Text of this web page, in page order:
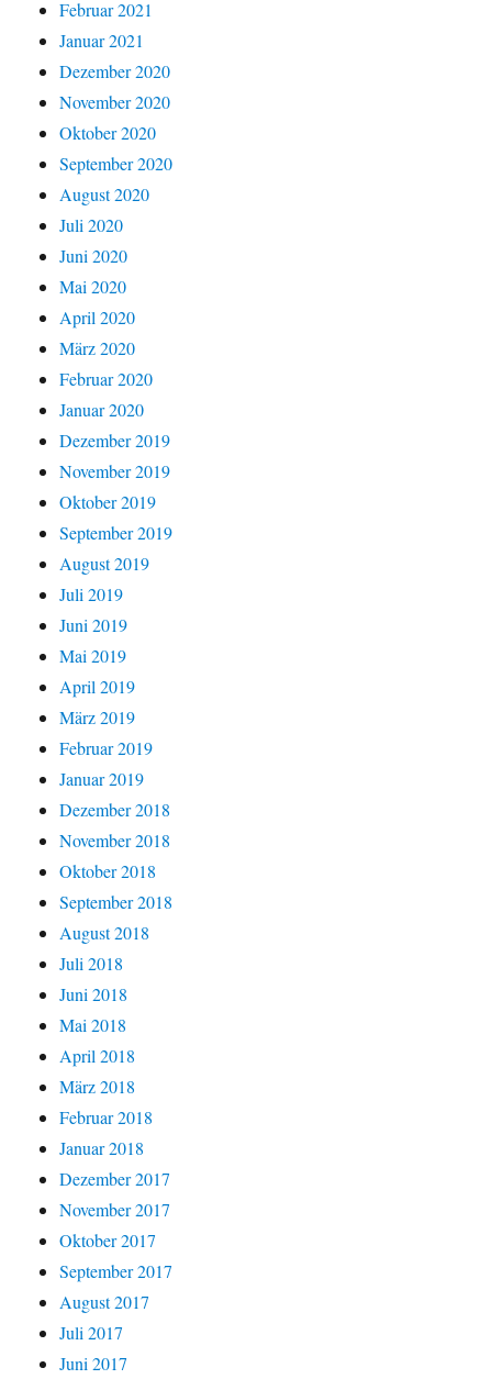
Februar 2021
Januar 2021
Dezember 2020
November 2020
Oktober 2020
September 2020
August 2020
Juli 2020
Juni 2020
Mai 2020
April 2020
März 2020
Februar 2020
Januar 2020
Dezember 2019
November 2019
Oktober 2019
September 2019
August 2019
Juli 2019
Juni 2019
Mai 2019
April 2019
März 2019
Februar 2019
Januar 2019
Dezember 2018
November 2018
Oktober 2018
September 2018
August 2018
Juli 2018
Juni 2018
Mai 2018
April 2018
März 2018
Februar 2018
Januar 2018
Dezember 2017
November 2017
Oktober 2017
September 2017
August 2017
Juli 2017
Juni 2017